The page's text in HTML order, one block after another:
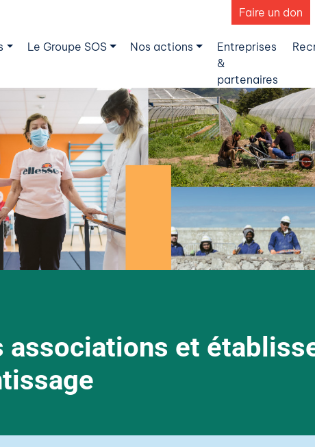
Faire un don
Le Groupe SOS Nos actions
Entreprises
&
partenaires
associations et